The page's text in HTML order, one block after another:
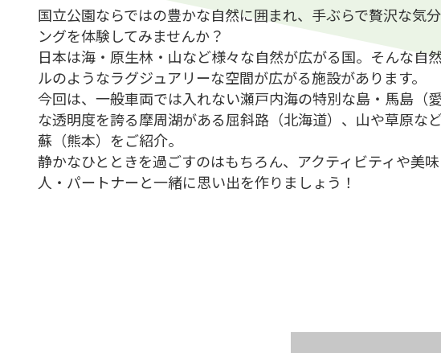
国立公園ならではの豊かな自然に囲まれ、手ぶらで贅沢な気
ングを体験してみませんか？
日本は海・原生林・山など様々な自然が広がる国。そんな自
ルのようなラグジュアリーな空間が広がる施設があります。
今回は、一般車両では入れない瀬戸内海の特別な島・馬島（
な透明度を誇る摩周湖がある屈斜路（北海道）、山や草原な
蘇（熊本）をご紹介。
静かなひとときを過ごすのはもちろん、アクティビティや美
人・パートナーと一緒に思い出を作りましょう！